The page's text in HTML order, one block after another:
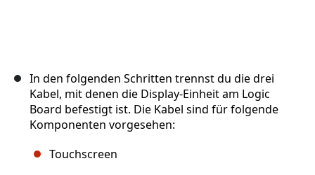
In den folgenden Schritten trennst du die drei
Kabel, mit denen die Display-Einheit am Logic
Board befestigt ist. Die Kabel sind für folgende
Komponenten vorgesehen:
Touchscreen